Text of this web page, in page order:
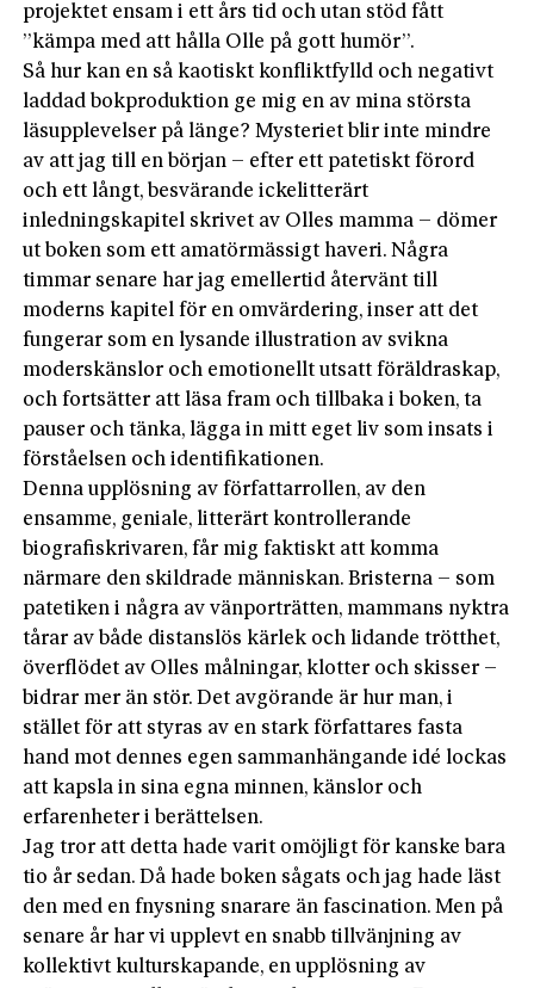
projektet ensam i ett års tid och utan stöd fått
”kämpa med att hålla Olle på gott humör”.
Så hur kan en så kaotiskt konfliktfylld och negativt
laddad bokproduktion ge mig en av mina största
läsupplevelser på länge? Mysteriet blir inte mindre
av att jag till en början – efter ett patetiskt förord
och ett långt, besvärande ickelitterärt
inledningskapitel skrivet av Olles mamma – dömer
ut boken som ett amatörmässigt haveri. Några
timmar senare har jag emellertid återvänt till
moderns kapitel för en omvärdering, inser att det
fungerar som en lysande illustration av svikna
moderskänslor och emotionellt utsatt föräldraskap,
och fortsätter att läsa fram och tillbaka i boken, ta
pauser och tänka, lägga in mitt eget liv som insats i
förståelsen och identifikationen.
Denna upplösning av författarrollen, av den
ensamme, geniale, litterärt kontrollerande
biografiskrivaren, får mig faktiskt att komma
närmare den skildrade människan. Bristerna – som
patetiken i några av vänporträtten, mammans nyktra
tårar av både distanslös kärlek och lidande trötthet,
överflödet av Olles målningar, klotter och skisser –
bidrar mer än stör. Det avgörande är hur man, i
stället för att styras av en stark författares fasta
hand mot dennes egen sammanhängande idé lockas
att kapsla in sina egna minnen, känslor och
erfarenheter i berättelsen.
Jag tror att detta hade varit omöjligt för kanske bara
tio år sedan. Då hade boken sågats och jag hade läst
den med en fnysning snarare än fascination. Men på
senare år har vi upplevt en snabb tillvänjning av
kollektivt kulturskapande, en upplösning av